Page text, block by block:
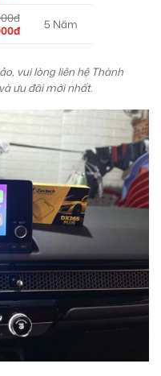
5 Năm
vui lòng liên hệ Thành
ưu đãi mới nhất.